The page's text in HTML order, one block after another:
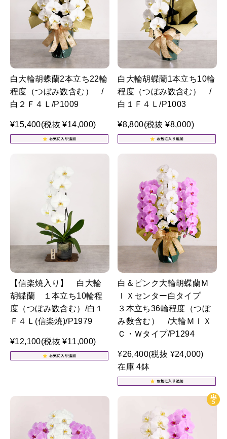
白大輪胡蝶蘭2本立ち22輪
程度（つぼみ数含む） /
白２Ｆ４Ｌ/P1009
¥15,400(税抜 ¥14,000)
白大輪胡蝶蘭1本立ち10輪
程度（つぼみ数含む） /
白１Ｆ４Ｌ/P1003
¥8,800(税抜 ¥8,000)
【信楽焼入り】 白大輪
胡蝶蘭 １本立ち10輪程
度（つぼみ数含む）/白１
Ｆ４Ｌ(信楽焼)/P1979
¥12,100(税抜 ¥11,000)
白＆ピンク大輪胡蝶蘭Ｍ
ＩＸセンター白タイプ
３本立ち36輪程度（つぼ
み数含む） /大輪ＭＩＸ
Ｃ・Ｗタイプ/P1294
¥26,400(税抜 ¥24,000)
在庫 4鉢